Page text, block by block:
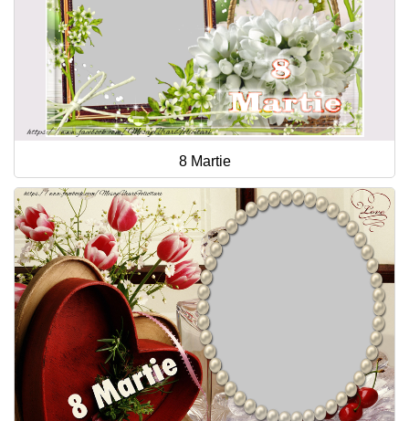
Invitatii personalizate
Conecteaza-te
8 Martie